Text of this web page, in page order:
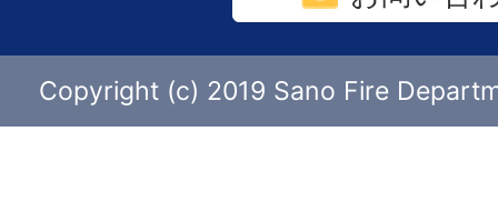
Copyright (c) 2019 Sano Fire